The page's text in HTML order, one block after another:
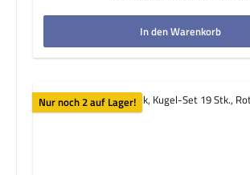
In den Warenkorb
Nur noch 2 auf Lager!